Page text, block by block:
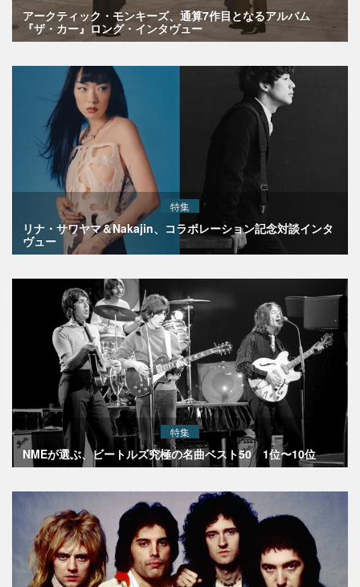
アークティック・モンキーズ、通算7作目となるアルバム
『ザ・カー』ロング・インタヴュー
特集
リナ・サワヤマ＆Nakajin、コラボレーション記念対談インタ
ヴュー
特集
NMEが選ぶ、ビートルズ究極の名曲ベスト50 1位〜10位